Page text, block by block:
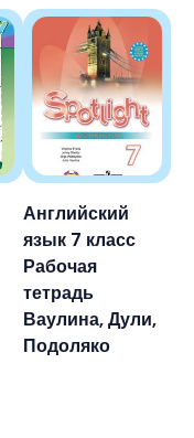
Английский
язык 7 класс
Рабочая
тетрадь
Ваулина, Дули,
Подоляко